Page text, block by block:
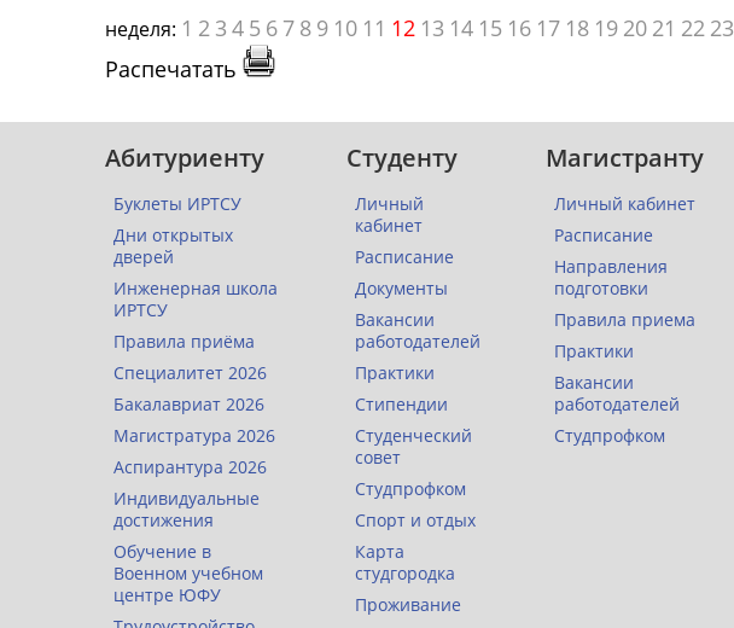
неделя: 1 2 3 4 5 6 7 8 9 10 11 12 13 14 15 16 17 18 19 20 21 22 23
Распечатать
Абитуриенту
Буклеты ИРТСУ
Дни открытых
дверей
Инженерная школа
ИРТСУ
Правила приёма
Специалитет 2026
Бакалавриат 2026
Магистратура 2026
Аспирантура 2026
Индивидуальные
достижения
Обучение в
Военном учебном
центре ЮФУ
Студенту
Личный
кабинет
Расписание
Документы
Вакансии
работодателей
Практики
Стипендии
Студенческий
совет
Студпрофком
Спорт и отдых
Карта
студгородка
Проживание
Магистранту
Личный кабинет
Расписание
Направления
подготовки
Правила приема
Практики
Вакансии
работодателей
Студпрофком